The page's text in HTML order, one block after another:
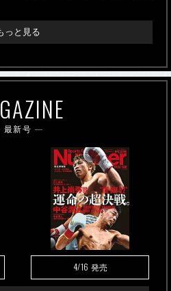
っと見る
最新号
4/16 発売